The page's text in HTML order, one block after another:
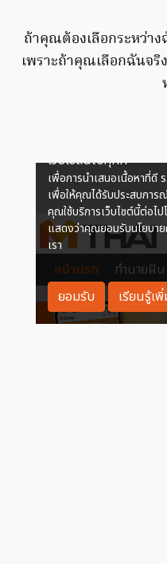
ถ้าคุณต้องเลือกระหว่า
เพราะถ้าคุณเลือกฉันจ